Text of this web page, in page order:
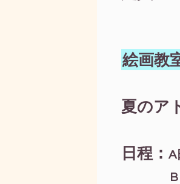
絵画教
夏のア
日程： A